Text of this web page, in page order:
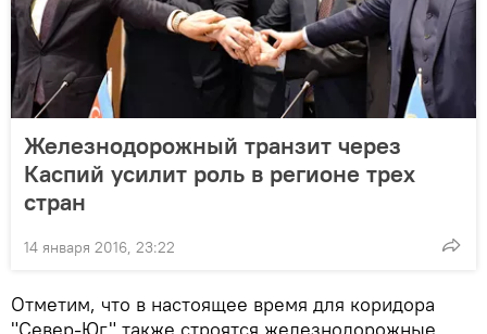
Железнодорожный транзит через
Каспий усилит роль в регионе трех
стран
14 января 2016, 23:22
Отметим, что в настоящее время для коридора